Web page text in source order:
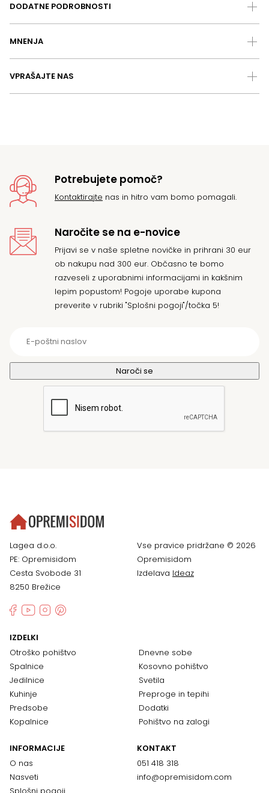
DODATNE PODROBNOSTI
MNENJA
VPRAŠAJTE NAS
Potrebujete pomoč?
Kontaktirajte nas in hitro vam bomo pomagali.
Naročite se na e-novice
Prijavi se v naše spletne novičke in prihrani 30 eur
ob nakupu nad 300 eur. Občasno te bomo
razveseli z uporabnimi informacijami in kakšnim
lepim popustom! Pogoje uporabe kupona
preverite v rubriki "Splošni pogoji"/točka 5!
Lagea d.o.o.
PE: Opremisidom
Cesta Svobode 31
8250 Brežice
Vse pravice pridržane © 2026
Opremisidom
Izdelava Ideaz
IZDELKI
Otroško pohištvo
Spalnice
Jedilnice
Kuhinje
Predsobe
Kopalnice
Dnevne sobe
Kosovno pohištvo
Svetila
Preproge in tepihi
Dodatki
Pohištvo na zalogi
INFORMACIJE
O nas
Nasveti
KONTAKT
051 418 318
info@opremisidom.com